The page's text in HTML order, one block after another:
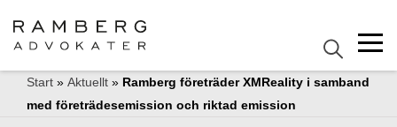
Start » Aktuellt » Ramberg företräder XMReality i samband
med företrädesemission och riktad emission